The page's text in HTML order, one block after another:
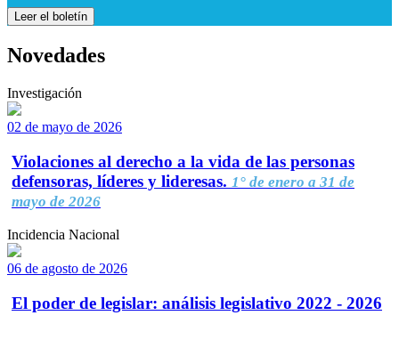
Leer el boletín
Novedades
Investigación
02 de mayo de 2026
Violaciones al derecho a la vida de las personas
defensoras, líderes y lideresas. 1° de enero a 31 de
mayo de 2026
Incidencia Nacional
06 de agosto de 2026
El poder de legislar: análisis legislativo 2022 - 2026